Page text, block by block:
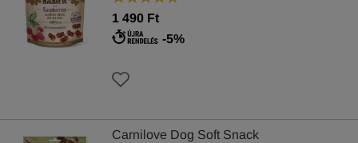
1 490 Ft
-5%
Carnilove Dog Soft Snack